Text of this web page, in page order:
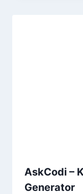
AskCodi –
Generator